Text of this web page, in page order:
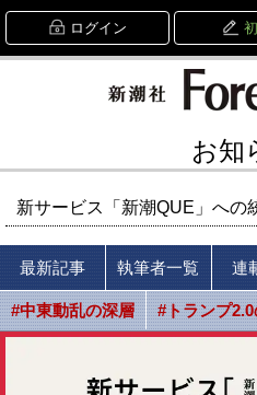
ログイン
お知
新サービス「新潮QUE」への
最新記事 執筆者一覧 連
#中東動乱の深層 #トランプ